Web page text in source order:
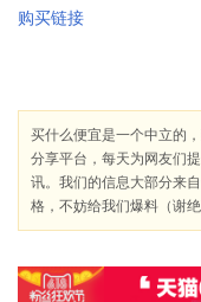
购买链接
买什么便宜是一个中立的
分享平台，每天为网友们
讯。我们的信息大部分来
格，不妨给我们爆料（谢绝